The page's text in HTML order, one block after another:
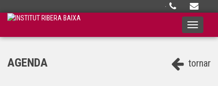
·
Toggle
tornar
AGENDA